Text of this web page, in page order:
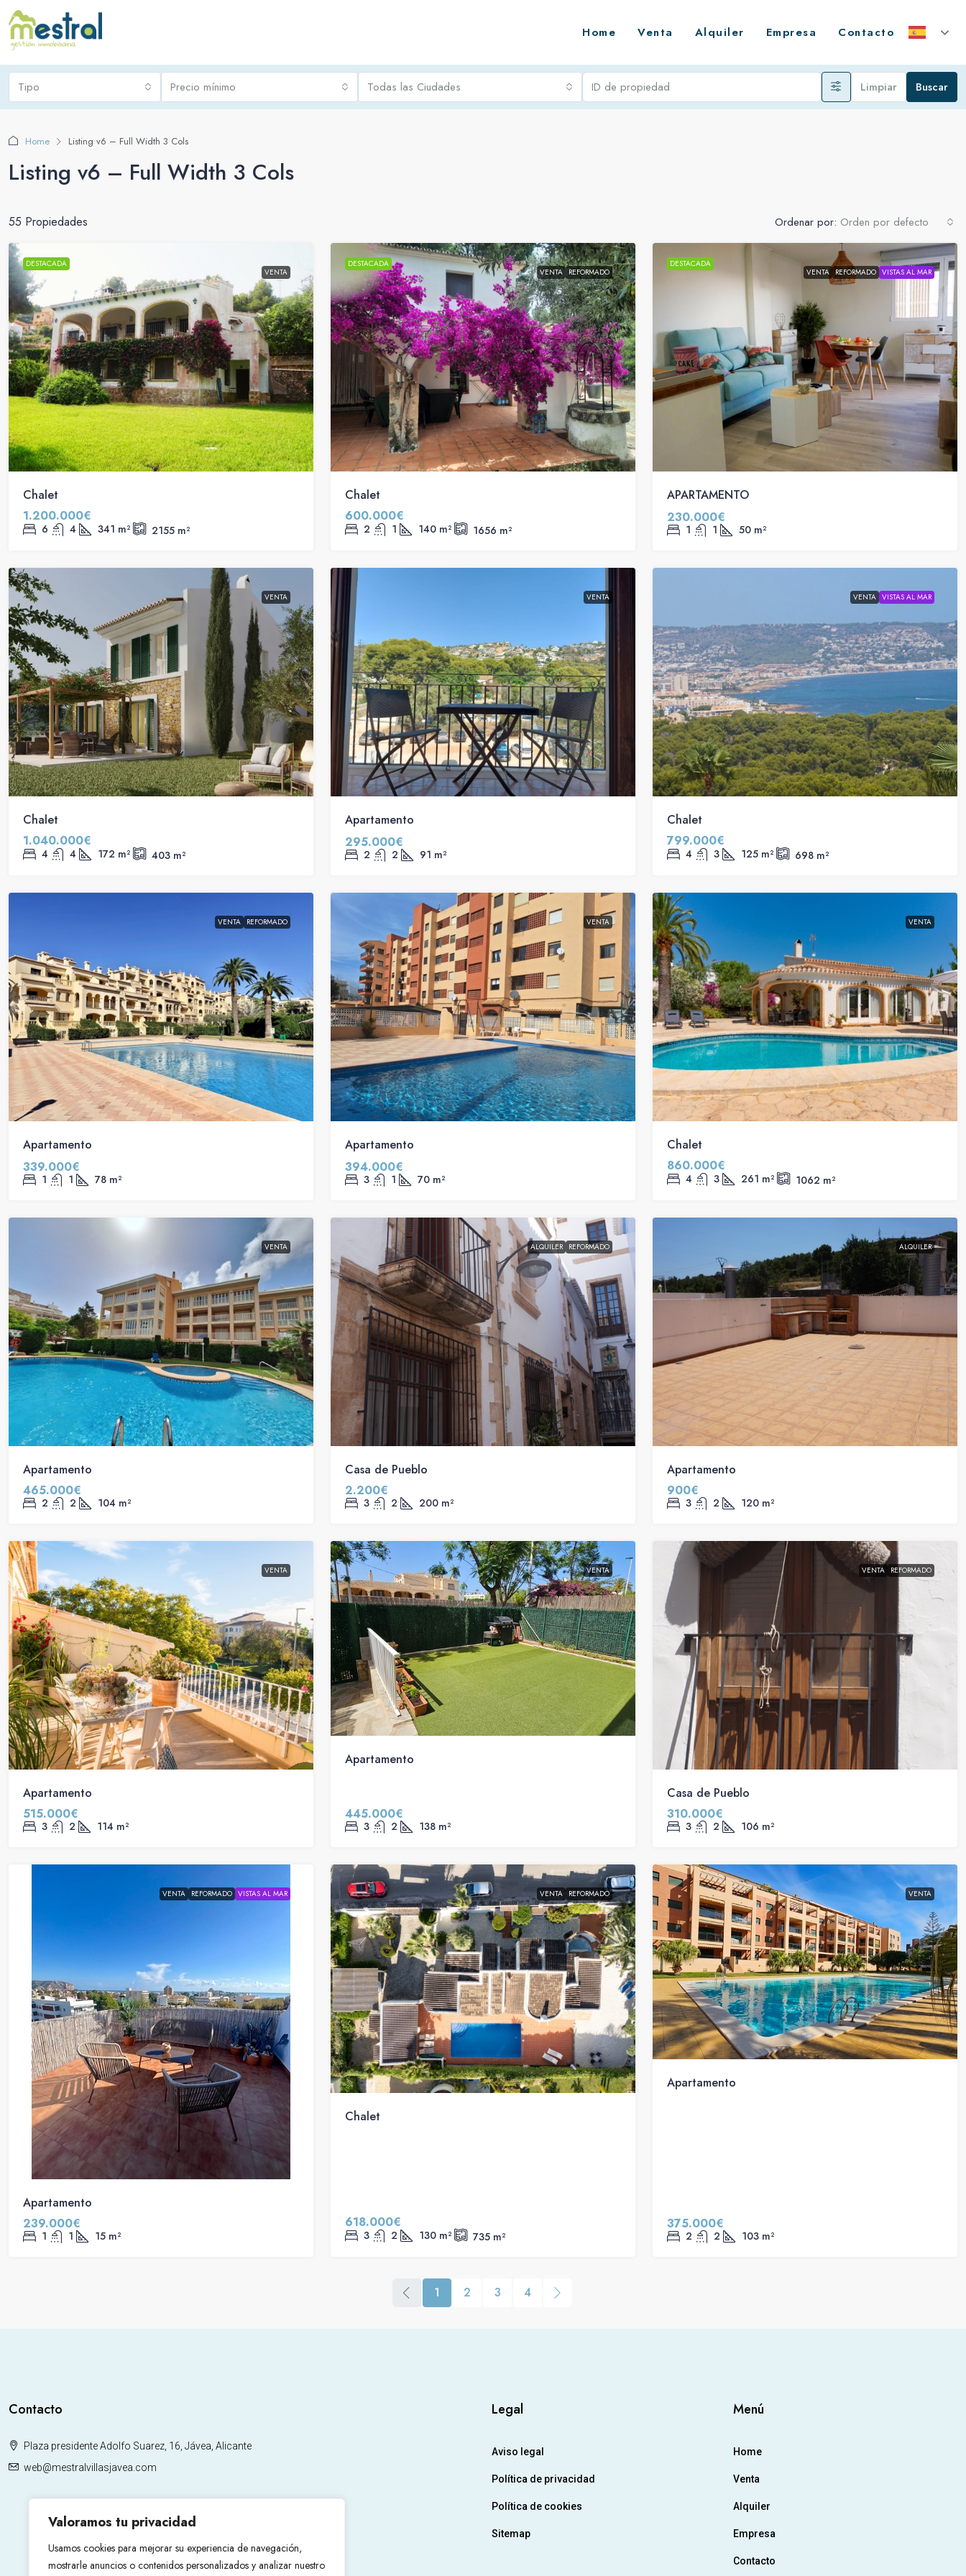
Valoramos tu privacidad
Usamos cookies para mejorar su experiencia de navegación,
mostrarle anuncios o contenidos personalizados y analizar nuestro
Home Venta Alquiler Empresa Contacto
Tipo Precio mínimo Todas las Ciudades Limpiar Buscar
Home Listing v6 – Full Width 3 Cols
Listing v6 – Full Width 3 Cols
55 Propiedades Ordenar por: Orden por defecto
DESTACADA
VENTA
Chalet
1.200.000€
6 4 341 m² 2155 m²
DESTACADA
VENTA REFORMADO
Chalet
600.000€
2 1 140 m² 1656 m²
DESTACADA
VENTA REFORMADO VISTAS AL MAR
APARTAMENTO
230.000€
1 1 50 m²
VENTA
Chalet
1.040.000€
4 4 172 m² 403 m²
VENTA
Apartamento
295.000€
2 2 91 m²
VENTA VISTAS AL MAR
Chalet
799.000€
4 3 125 m² 698 m²
VENTA REFORMADO
Apartamento
339.000€
1 1 78 m²
VENTA
Apartamento
394.000€
3 1 70 m²
VENTA
Chalet
860.000€
4 3 261 m² 1062 m²
VENTA
Apartamento
465.000€
2 2 104 m²
ALQUILER REFORMADO
Casa de Pueblo
2.200€
3 2 200 m²
ALQUILER
Apartamento
900€
3 2 120 m²
VENTA
Apartamento
515.000€
3 2 114 m²
VENTA
Apartamento
445.000€
3 2 138 m²
VENTA REFORMADO
Casa de Pueblo
310.000€
3 2 106 m²
VENTA REFORMADO VISTAS AL MAR
Apartamento
239.000€
1 1 15 m²
VENTA REFORMADO
Chalet
618.000€
3 2 130 m² 735 m²
VENTA
Apartamento
375.000€
2 2 103 m²
1 2 3 4
Contacto
Plaza presidente Adolfo Suarez, 16, Jávea, Alicante
web@mestralvillasjavea.com
Legal
Aviso legal
Política de privacidad
Política de cookies
Sitemap
Menú
Home
Venta
Alquiler
Empresa
Contacto